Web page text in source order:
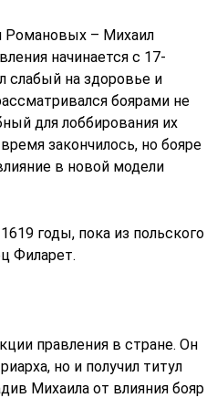
Романовых – Михаил
начинается с 17-
слабый на здоровье и
боярами не
для лоббирования их
закончилось, но бояре
в новой модели
годы, пока из польского
Филарет.
правления в стране. Он
но и получил титул
Михаила от влияния бояр